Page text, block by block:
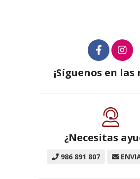
¡Síguenos en las
¿Necesitas
986 891 807